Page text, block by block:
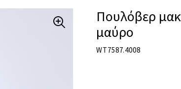
Πουλόβερ
μαύρο
WT7587.4008